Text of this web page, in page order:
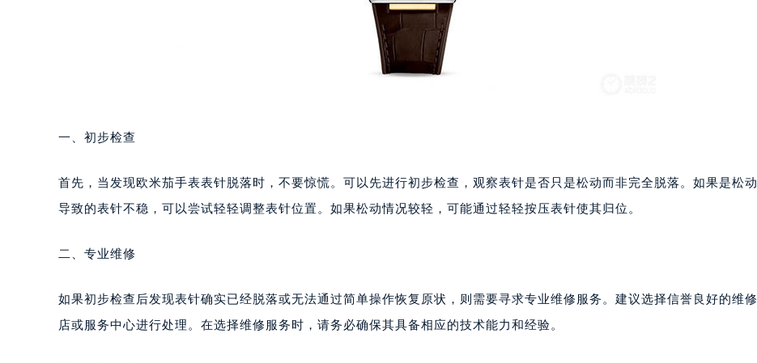
一、初步检查
首先，当发现欧米茄手表表针脱落时，不要惊慌。可以先进行初步检查，观察表针是否只是松动而非完全脱落。如果是松动
导致的表针不稳，可以尝试轻轻调整表针位置。如果松动情况较轻，可能通过轻轻按压表针使其归位。
二、专业维修
如果初步检查后发现表针确实已经脱落或无法通过简单操作恢复原状，则需要寻求专业维修服务。建议选择信誉良好的维修
店或服务中心进行处理。在选择维修服务时，请务必确保其具备相应的技术能力和经验。